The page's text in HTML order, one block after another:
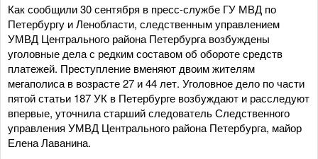
Как сообщили 30 сентября в пресс-службе ГУ МВД по
Петербургу и Ленобласти, следственным управлением
УМВД Центрального района Петербурга возбуждены
уголовные дела с редким составом об обороте средств
платежей. Преступление вменяют двоим жителям
мегаполиса в возрасте 27 и 44 лет. Уголовное дело по части
пятой статьи 187 УК в Петербурге возбуждают и расследуют
впервые, уточнила старший следователь Следственного
управления УМВД Центрального района Петербурга, майор
Елена Лаванина.